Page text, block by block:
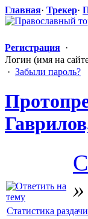
Главная· Трекер·
Регистрация ·
Логин (имя на
· Забыли пароль?
»
Статистика раздачи